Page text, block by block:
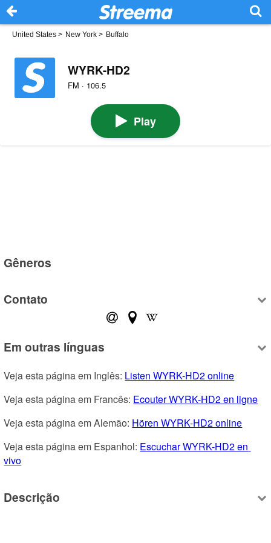
United States > New York > Buffalo
WYRK-HD2
FM · 106.5
Play
Gêneros
Contato
Em outras línguas
Veja esta página em Inglês: Listen WYRK-HD2 online
Veja esta página em Francês: Ecouter WYRK-HD2 en ligne
Veja esta página em Alemão: Hören WYRK-HD2 online
Veja esta página em Espanhol: Escuchar WYRK-HD2 en
vivo
Descrição